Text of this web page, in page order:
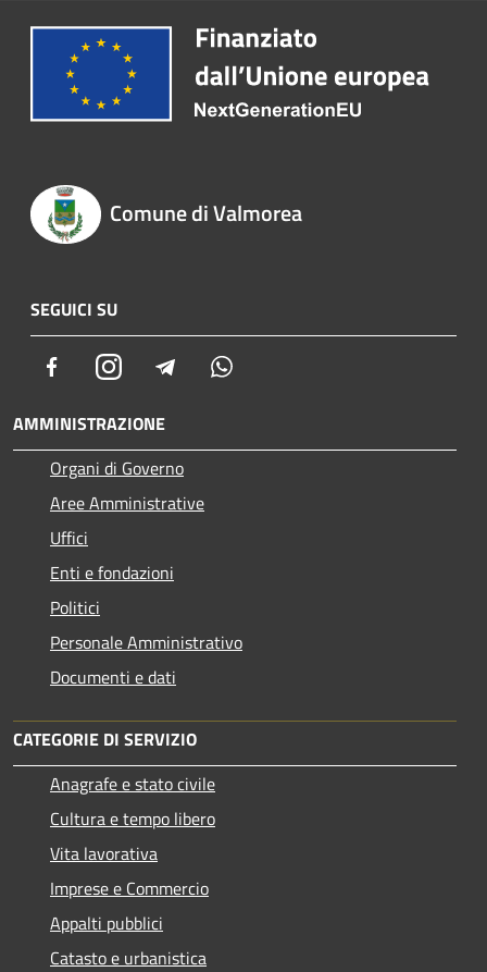
Comune di Valmorea
SEGUICI SU
FacebookInstagram Telegram
AMMINISTRAZIONE
Organi di Governo
Aree Amministrative
Uffici
Enti e fondazioni
Politici
Personale Amministrativo
Documenti e dati
CATEGORIE DI SERVIZIO
Anagrafe e stato civile
Cultura e tempo libero
Vita lavorativa
Imprese e Commercio
Appalti pubblici
Catasto e urbanistica